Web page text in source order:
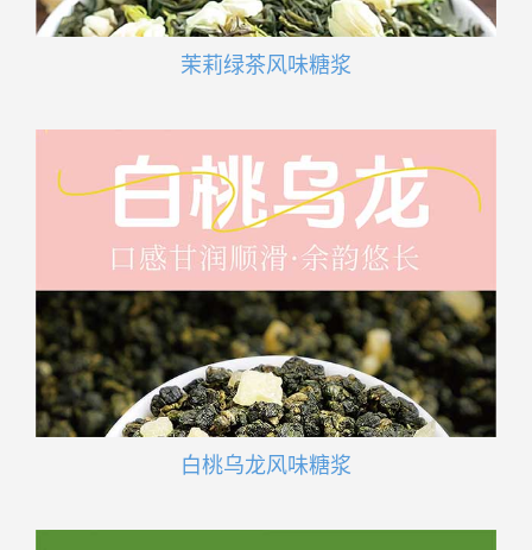
茉莉绿茶风味糖浆
白桃乌龙风味糖浆